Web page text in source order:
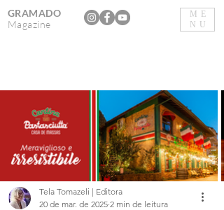
ME
NU
GRAMADO
Magazine
Tela Tomazeli | Editora
20 de mar. de 2025 2 min de leitura